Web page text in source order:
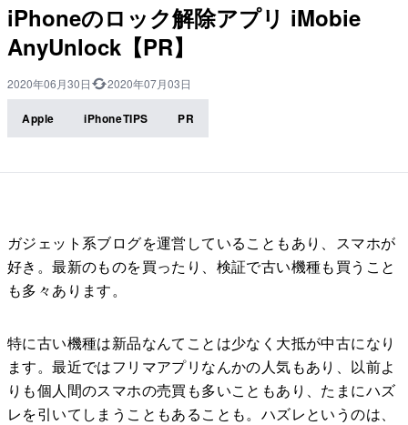
iPhoneのロック解除アプリ iMobie
AnyUnlock【PR】
2020年06月30日 2020年07月03日
Apple iPhoneTIPS PR
ガジェット系ブログを運営していることもあり、スマホが
好き。最新のものを買ったり、検証で古い機種も買うこと
も多々あります。
特に古い機種は新品なんてことは少なく大抵が中古になり
ます。最近ではフリマアプリなんかの人気もあり、以前よ
りも個人間のスマホの売買も多いこともあり、たまにハズ
レを引いてしまうこともあることも。ハズレというのは、